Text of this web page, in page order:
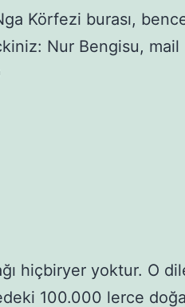
Körfezi burası,
Nur Bengisu, mail
hiçbiryer yoktur. O
100.000 lerce